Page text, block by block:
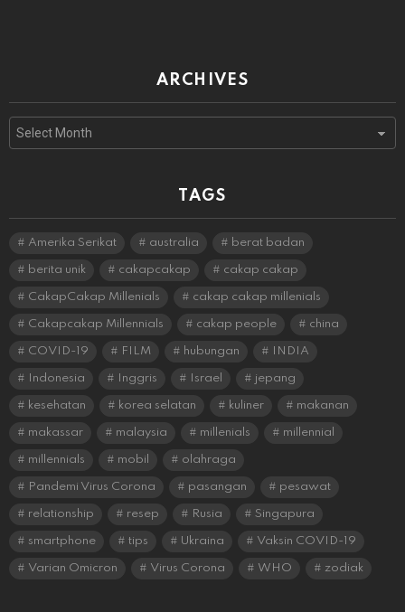
ARCHIVES
TAGS
Amerika Serikat australia berat badan
berita unik cakapcakap cakap cakap
CakapCakap Millenials cakap cakap millenials
Cakapcakap Millennials cakap people china
COVID-19 FILM hubungan INDIA
Indonesia Inggris Israel jepang
kesehatan korea selatan kuliner makanan
makassar malaysia millenials millennial
millennials mobil olahraga
Pandemi Virus Corona pasangan pesawat
relationship resep Rusia Singapura
smartphone tips Ukraina Vaksin COVID-19
Varian Omicron Virus Corona WHO zodiak